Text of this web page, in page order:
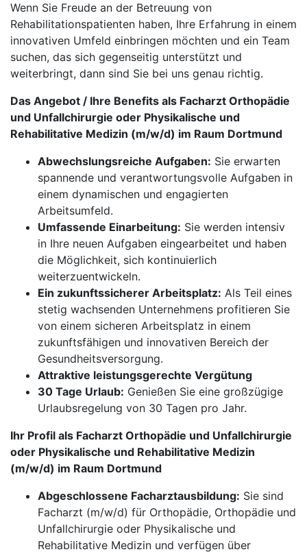
Wenn Sie Freude an der Betreuung von
Rehabilitationspatienten haben, Ihre Erfahrung in einem
innovativen Umfeld einbringen möchten und ein Team
suchen, das sich gegenseitig unterstützt und
weiterbringt, dann sind Sie bei uns genau richtig.
Das Angebot / Ihre Benefits als Facharzt Orthopädie
und Unfallchirurgie oder Physikalische und
Rehabilitative Medizin (m/w/d) im Raum Dortmund
Abwechslungsreiche Aufgaben: Sie erwarten
spannende und verantwortungsvolle Aufgaben in
einem dynamischen und engagierten
Arbeitsumfeld.
Umfassende Einarbeitung: Sie werden intensiv
in Ihre neuen Aufgaben eingearbeitet und haben
die Möglichkeit, sich kontinuierlich
weiterzuentwickeln.
Ein zukunftssicherer Arbeitsplatz: Als Teil eines
stetig wachsenden Unternehmens profitieren Sie
von einem sicheren Arbeitsplatz in einem
zukunftsfähigen und innovativen Bereich der
Gesundheitsversorgung.
Attraktive leistungsgerechte Vergütung
30 Tage Urlaub: Genießen Sie eine großzügige
Urlaubsregelung von 30 Tagen pro Jahr.
Ihr Profil als Facharzt Orthopädie und Unfallchirurgie
oder Physikalische und Rehabilitative Medizin
(m/w/d) im Raum Dortmund
Abgeschlossene Facharztausbildung: Sie sind
Facharzt (m/w/d) für Orthopädie, Orthopädie und
Unfallchirurgie oder Physikalische und
Rehabilitative Medizin und verfügen über